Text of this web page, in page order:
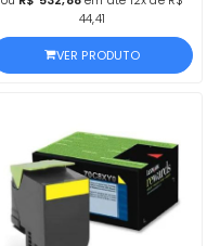
44,41
VER PRODUTO